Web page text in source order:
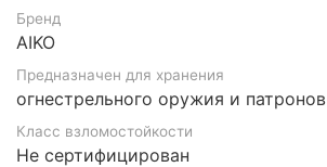
Бренд
AIKO
Предназначен для хранения
огнестрельного оружия и патронов
Класс взломостойкости
Не сертифицирован